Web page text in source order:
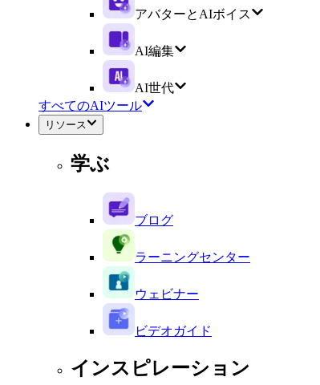
アバターとAIボイス
AI編集
AI世代
すべてのAIツール
リソース
学ぶ
ブログ
ラーニングセンター
ウェビナー
ビデオガイド
インスピレーション